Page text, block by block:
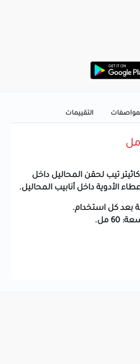
التقييمات
تيب لحقن المحاليل داخل
الأدوية داخل أنابيب المحاليل.
بعد كل استخدام.
مل.